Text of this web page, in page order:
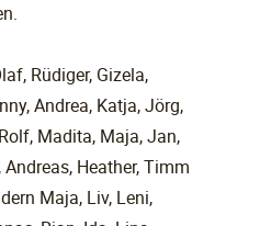
Rüdiger, Gizela,
Andrea, Katja, Jörg,
Madita, Maja, Jan,
Heather, Timm
Maja, Liv, Leni,